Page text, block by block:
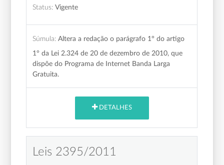
Status: Vigente
Súmula: Altera a redação o parágrafo 1° do artigo
1° da Lei 2.324 de 20 de dezembro de 2010, que
dispõe do Programa de Internet Banda Larga
Gratuita.
DETALHES
Leis 2395/2011